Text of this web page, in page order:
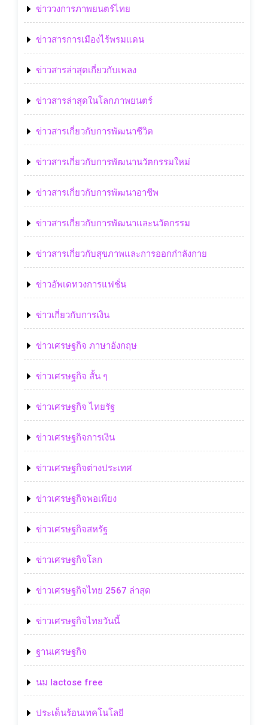
ข่าววงการภาพยนตร์ไทย
ข่าวสารการเมืองไร้พรมแดน
ข่าวสารล่าสุดเกี่ยวกับเพลง
ข่าวสารล่าสุดในโลกภาพยนตร์
ข่าวสารเกี่ยวกับการพัฒนาชีวิต
ข่าวสารเกี่ยวกับการพัฒนานวัตกรรมใหม่
ข่าวสารเกี่ยวกับการพัฒนาอาชีพ
ข่าวสารเกี่ยวกับการพัฒนาและนวัตกรรม
ข่าวสารเกี่ยวกับสุขภาพและการออกกำลังกาย
ข่าวอัพเดทวงการแฟชั่น
ข่าวเกี่ยวกับการเงิน
ข่าวเศรษฐกิจ ภาษาอังกฤษ
ข่าวเศรษฐกิจ สั้น ๆ
ข่าวเศรษฐกิจ ไทยรัฐ
ข่าวเศรษฐกิจการเงิน
ข่าวเศรษฐกิจต่างประเทศ
ข่าวเศรษฐกิจพอเพียง
ข่าวเศรษฐกิจสหรัฐ
ข่าวเศรษฐกิจโลก
ข่าวเศรษฐกิจไทย 2567 ล่าสุด
ข่าวเศรษฐกิจไทยวันนี้
ฐานเศรษฐกิจ
นม lactose free
ประเด็นร้อนเทคโนโลยี